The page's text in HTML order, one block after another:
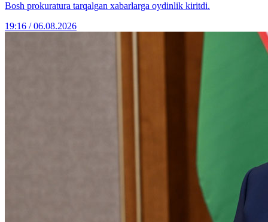
Bosh prokuratura tarqalgan xabarlarga oydinlik kiritdi.
19:16 / 06.08.2026